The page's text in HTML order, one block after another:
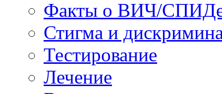
Факты о ВИЧ/
Стигма и
Тестирование
Лечение